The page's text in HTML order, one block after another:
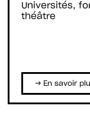
Universités,
théâtre
→ En savoir